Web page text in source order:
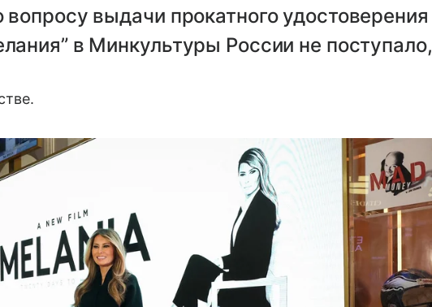
вопросу выдачи прокатного удостоверения
в Минкультуры России не поступало,